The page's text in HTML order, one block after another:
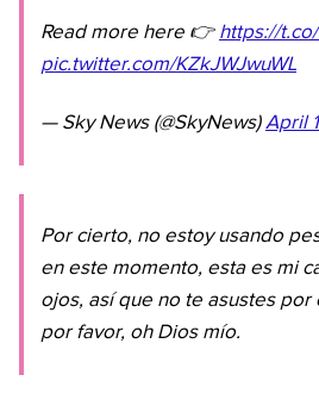
Read more here 👉 https://
pic.twitter.com/KZkJWJwuWL
— Sky News (@SkyNews)April
Por cierto, no estoy usando
en este momento, esta es mi
ojos, así que no te asustes por
por favor, oh Dios mío.